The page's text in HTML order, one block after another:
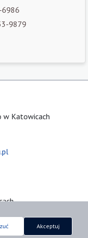
9879
w Katowicach
Akceptuj